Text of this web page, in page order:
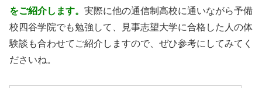
をご紹介します。 実際に他の通信制高校に通いながら予備
校四谷学院でも勉強して、見事志望大学に合格した人の体
験談も合わせてご紹介しますので、ぜひ参考にしてみてく
ださいね。